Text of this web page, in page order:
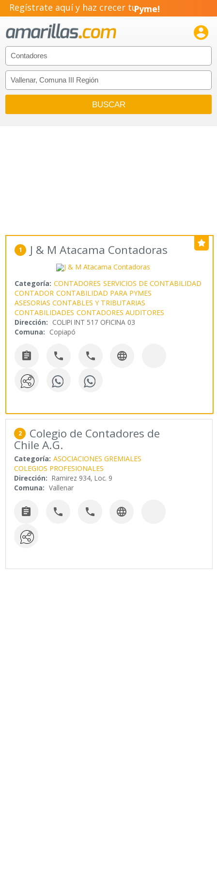
Regístrate aquí y haz crecer tuPyme!
Emprendimiento!

1 J & M Atacama Contadoras
Categoría: CONTADORES SERVICIOS DE CONTABILIDAD
CONTADOR CONTABILIDAD PARA PYMES
ASESORIAS CONTABLES Y TRIBUTARIAS
CONTABILIDADES CONTADORES AUDITORES
Dirección: COLIPI INT 517 OFICINA 03
Comuna: Copiapó
   
2 Colegio de Contadores de
Chile A.G.
Categoría: ASOCIACIONES GREMIALES
COLEGIOS PROFESIONALES
Dirección: Ramirez 934, Loc. 9
Comuna: Vallenar
   